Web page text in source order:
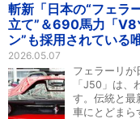
斬新「日本の“フェラ
立て”＆690馬力「V8
ン”も採用されている
2026.05.07
フェラーリが
「J50」は、
す。伝統と最
車にとどまら